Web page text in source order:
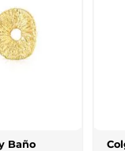
Baño